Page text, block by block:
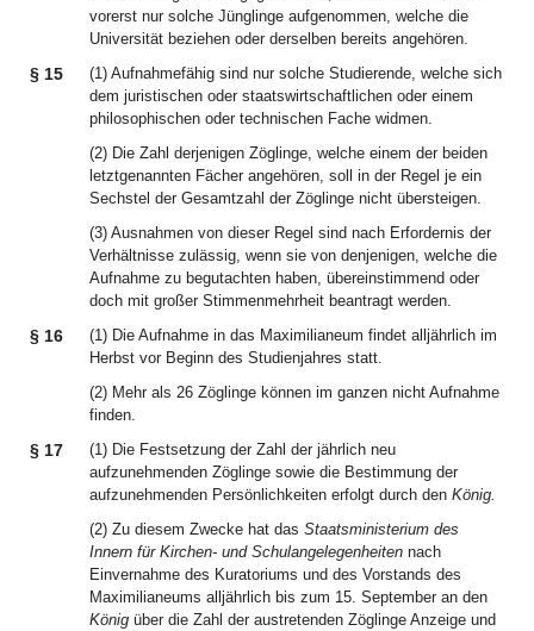
vorerst nur solche Jünglinge aufgenommen, welche die
Universität beziehen oder derselben bereits angehören.
§ 15
(1) Aufnahmefähig sind nur solche Studierende, welche sich
dem juristischen oder staatswirtschaftlichen oder einem
philosophischen oder technischen Fache widmen.
(2) Die Zahl derjenigen Zöglinge, welche einem der beiden
letztgenannten Fächer angehören, soll in der Regel je ein
Sechstel der Gesamtzahl der Zöglinge nicht übersteigen.
(3) Ausnahmen von dieser Regel sind nach Erfordernis der
Verhältnisse zulässig, wenn sie von denjenigen, welche die
Aufnahme zu begutachten haben, übereinstimmend oder
doch mit großer Stimmenmehrheit beantragt werden.
§ 16
(1) Die Aufnahme in das Maximilianeum findet alljährlich im
Herbst vor Beginn des Studienjahres statt.
(2) Mehr als 26 Zöglinge können im ganzen nicht Aufnahme
finden.
§ 17
(1) Die Festsetzung der Zahl der jährlich neu
aufzunehmenden Zöglinge sowie die Bestimmung der
aufzunehmenden Persönlichkeiten erfolgt durch den König.
(2) Zu diesem Zwecke hat das Staatsministerium des
Innern für Kirchen- und Schulangelegenheiten nach
Einvernahme des Kuratoriums und des Vorstands des
Maximilianeums alljährlich bis zum 15. September an den
König über die Zahl der austretenden Zöglinge Anzeige und